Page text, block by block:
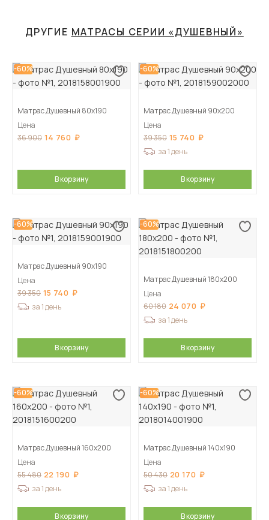
ДРУГИЕ МАТРАСЫ СЕРИИ «ДУШЕВНЫЙ»
-60%
Матрас Душевный 80х190
Цена
36 900 14 760
В корзину
-60%
Матрас Душевный 90х200
Цена
39 350 15 740
за 1 день
В корзину
-60%
Матрас Душевный 90х190
Цена
39 350 15 740
за 1 день
В корзину
-60%
Матрас Душевный 180х200
Цена
60 180 24 070
за 1 день
В корзину
-60%
Матрас Душевный 160х200
Цена
55 480 22 190
за 1 день
В корзину
-60%
Матрас Душевный 140х190
Цена
50 430 20 170
за 1 день
В корзину